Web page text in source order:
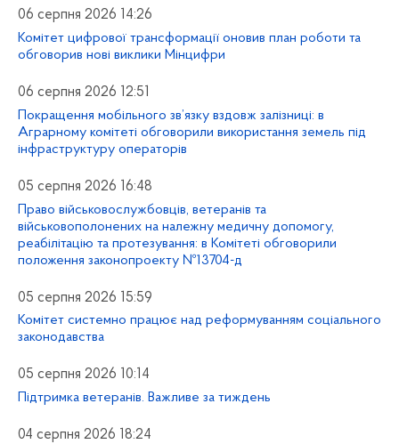
06 серпня 2026 14:26
Комітет цифрової трансформації оновив план роботи та
обговорив нові виклики Мінцифри
06 серпня 2026 12:51
Покращення мобільного зв’язку вздовж залізниці: в
Аграрному комітеті обговорили використання земель під
інфраструктуру операторів
05 серпня 2026 16:48
Право військовослужбовців, ветеранів та
військовополонених на належну медичну допомогу,
реабілітацію та протезування: в Комітеті обговорили
положення законопроекту №13704-д
05 серпня 2026 15:59
Комітет системно працює над реформуванням соціального
законодавства
05 серпня 2026 10:14
Підтримка ветеранів. Важливе за тиждень
04 серпня 2026 18:24